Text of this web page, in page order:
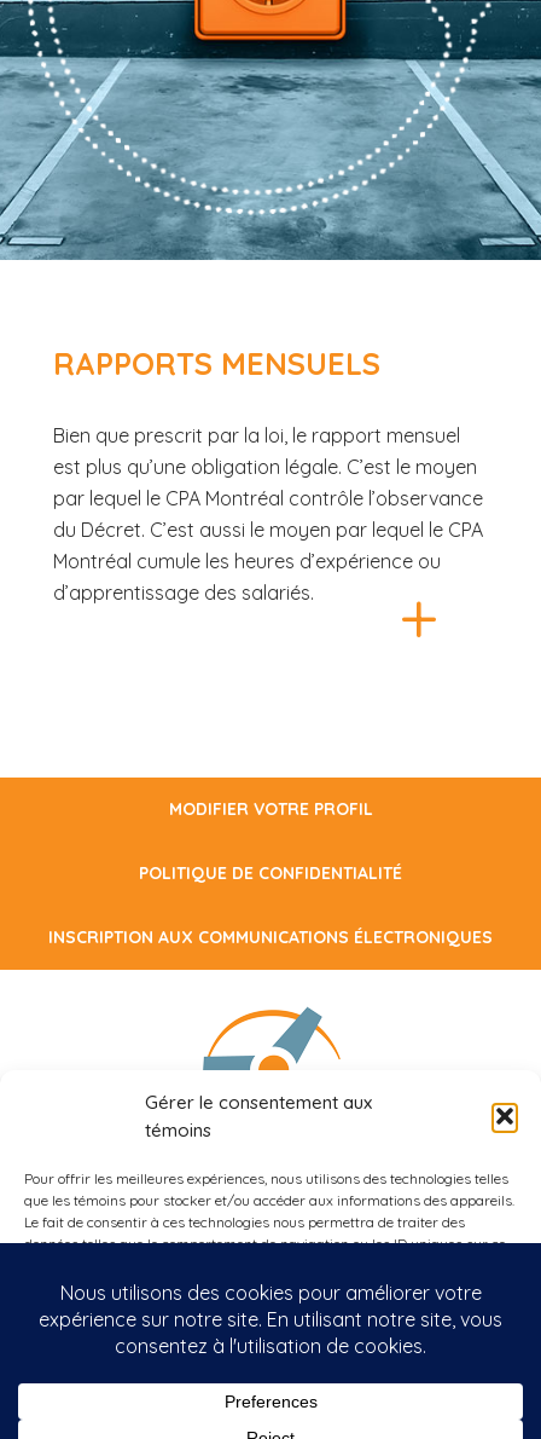
Gérer le consentement aux
témoins
Pour offrir les meilleures expériences, nous utilisons des technologies telles
que les témoins pour stocker et/ou accéder aux informations des appareils.
Le fait de consentir à ces technologies nous permettra de traiter des
données telles que le comportement de navigation ou les ID uniques sur ce
un effet négatif sur certaines caractéristiques et fonctions.
Accepter
Refuser
RAPPORTS MENSUELS
Bien que prescrit par la loi, le rapport mensuel
est plus qu’une obligation légale. C’est le moyen
par lequel le CPA Montréal contrôle l’observance
du Décret. C’est aussi le moyen par lequel le CPA
Montréal cumule les heures d’expérience ou
d’apprentissage des salariés.
+
MODIFIER VOTRE PROFIL
POLITIQUE DE CONFIDENTIALITÉ
INSCRIPTION AUX COMMUNICATIONS ÉLECTRONIQUES
509, rue Bélanger
Montréal, Québec, H2S 1G5
514.288.3003